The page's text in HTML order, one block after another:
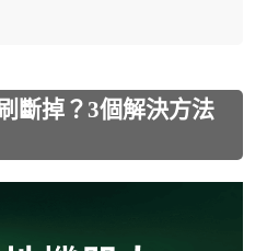
斷掉？3個解決方法